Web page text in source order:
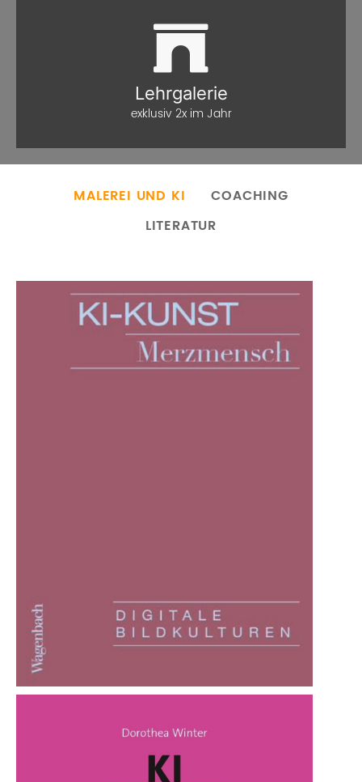
Lehrgalerie
exklusiv 2x im Jahr
MALEREI UND KI
COACHING
LITERATUR